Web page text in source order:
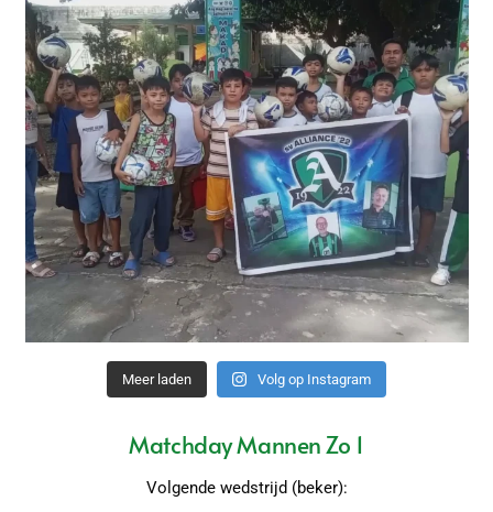
Meer laden Volg op Instagram
Matchday Mannen Zo 1
Volgende wedstrijd (beker):